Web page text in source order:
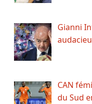
Gianni
CAN
du Sud